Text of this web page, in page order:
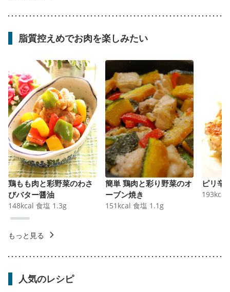
脂質控えめでお肉を楽しみたい
鶏もも肉と彩野菜のわさ
びバター醤油
148kcal 食塩 1.3g
簡単 鶏肉と彩り野菜のオ
ーブン焼き
151 kcal 食塩 1.1 g
ピリ辛
193kcal
もっと見る
人気のレシピ